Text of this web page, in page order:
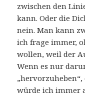
zwischen den
kann. Oder die
nein. Man kann
ich frage immer,
wollen, weil der
Wenn es nur
würde ich immer